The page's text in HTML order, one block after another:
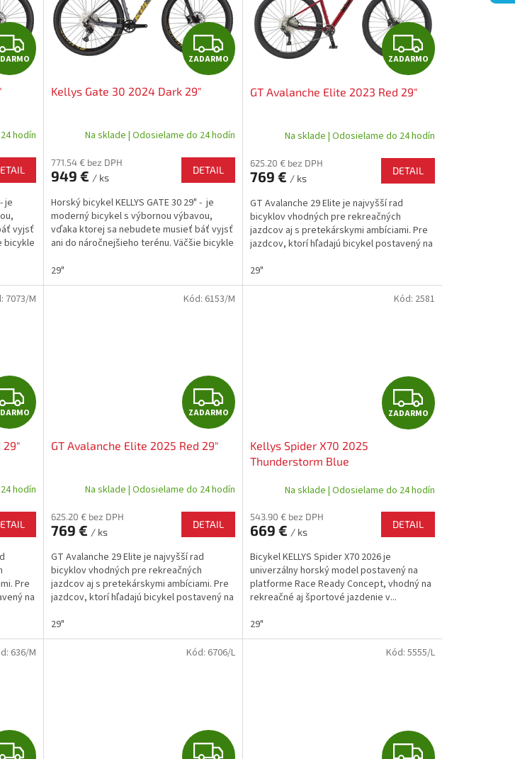
Z
A
A
R
M
O
hodín
je
vyjsť
bicykle
Z
A
A
R
M
O
ZADARMO
Kellys Gate 30 2024 Dark 29"
Na sklade | Odosielame do 24 hodín
771.54 € bez DPH
949 € / ks
DETAIL
Horský bicykel KELLYS GATE 30 29" - je
moderný bicykel s výbornou výbavou,
vďaka ktorej sa nebudete musieť báť vyjsť
ani do náročnejšieho terénu. Väčšie bicykle
29"
Z
A
A
R
M
O
ZADARMO
GT Avalanche Elite 2023 Red 29"
Na sklade | Odosielame do 24 hodín
625.20 € bez DPH
769 € / ks
DETAIL
GT Avalanche 29 Elite je najvyšší rad
bicyklov vhodných pre rekreačných
jazdcov aj s pretekárskymi ambíciami. Pre
jazdcov, ktorí hľadajú bicykel postavený na
29"
Z
A
A
R
M
O
29"
hodín
Pre
na
7073/M
Z
A
A
R
M
O
ZADARMO
GT Avalanche Elite 2025 Red 29"
Na sklade | Odosielame do 24 hodín
625.20 € bez DPH
769 € / ks
DETAIL
GT Avalanche 29 Elite je najvyšší rad
bicyklov vhodných pre rekreačných
jazdcov aj s pretekárskymi ambíciami. Pre
jazdcov, ktorí hľadajú bicykel postavený na
29"
Kód: 6153/M
Z
A
A
R
M
O
ZADARMO
Kellys Spider X70 2025
Thunderstorm Blue
Na sklade | Odosielame do 24 hodín
543.90 € bez DPH
669 € / ks
DETAIL
Bicykel KELLYS Spider X70 2026 je
univerzálny horský model postavený na
platforme Race Ready Concept, vhodný na
rekreačné aj športové jazdenie v...
29"
Kód: 2581
Z
636/M
Z
Kód: 6706/L
Z
Kód: 5555/L